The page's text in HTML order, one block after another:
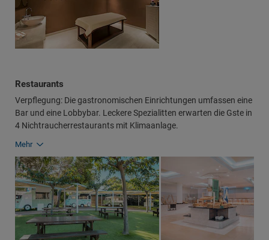
Restaurants
Verpflegung: Die gastronomischen Einrichtungen umfassen eine
Bar und eine Lobbybar. Leckere Spezialitten erwarten die Gste in
4 Nichtraucherrestaurants mit Klimaanlage.
Mehr